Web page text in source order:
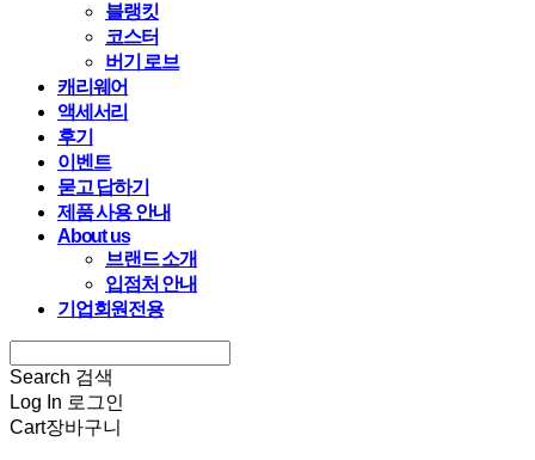
블랭킷
코스터
버기 로브
캐리웨어
액세서리
후기
이벤트
묻고 답하기
제품 사용 안내
About us
브랜드 소개
입점처 안내
기업회원전용
Search 검색
Log In 로그인
Cart장바구니